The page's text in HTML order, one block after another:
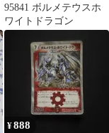
95841 ボルメテウスホ
ワイトドラゴン
¥888